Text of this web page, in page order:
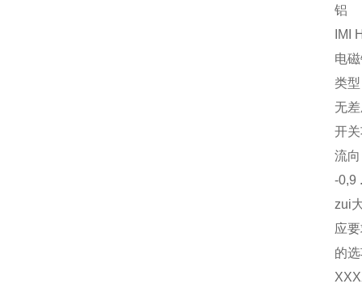
铝
IMI
电
类
无
开
流
-0,9
zui
应
的